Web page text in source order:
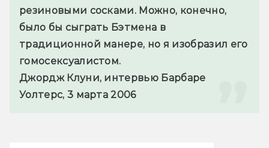
резиновыми сосками. Можно, конечно,
было бы сыграть Бэтмена в
традиционной манере, но я изобразил его
гомосексуалистом.
Джордж Клуни, интервью Барбаре
Уолтерс, 3 марта 2006